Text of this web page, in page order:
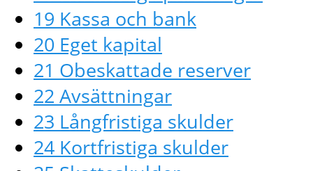
19 Kassa och bank
20 Eget kapital
21 Obeskattade reserver
22 Avsättningar
23 Långfristiga skulder
24 Kortfristiga skulder